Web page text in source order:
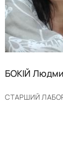
СТАРШИЙ
БОКІЙ